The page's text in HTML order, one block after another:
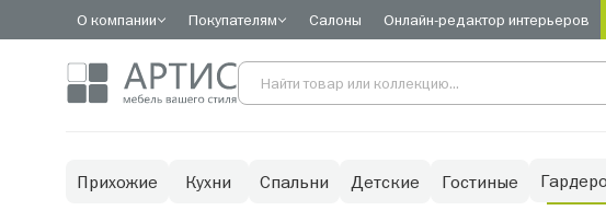
О компании Покупателям Салоны Онлайн-редактор интерьеров
Прихожие Кухни Спальни Детские Гостиные